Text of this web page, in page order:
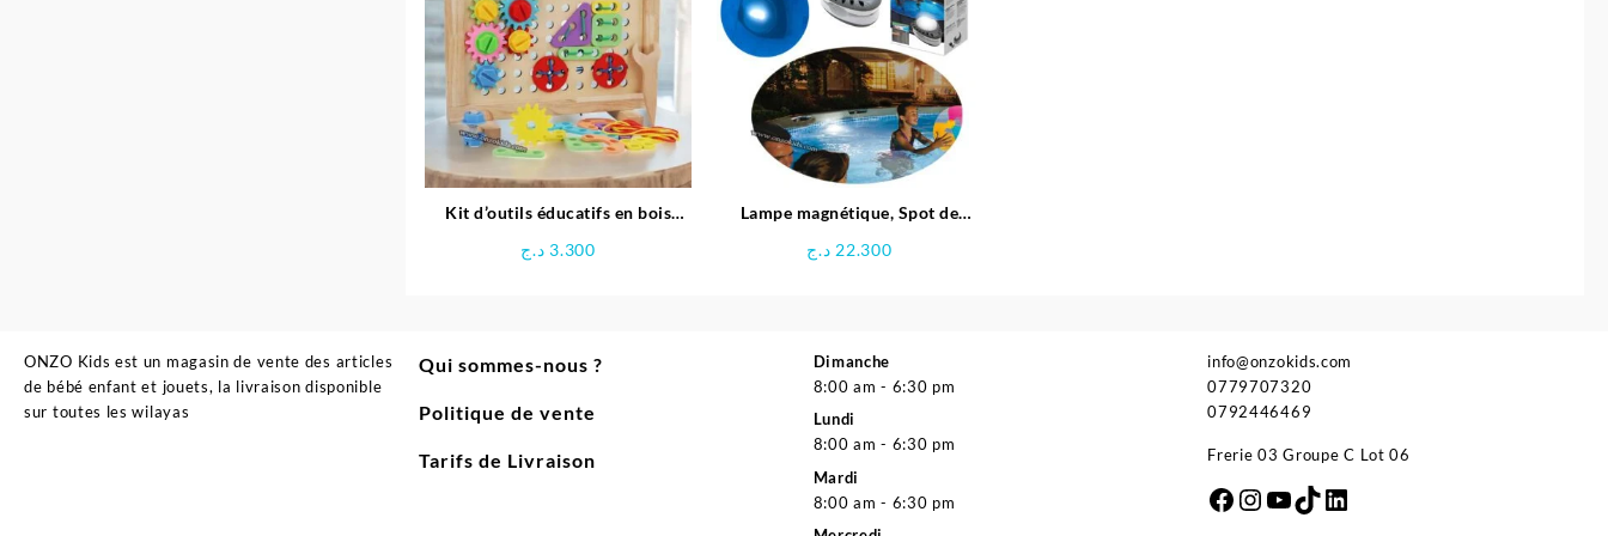
Kit d’outils éducatifs en bois
3.300 د.ج
Lampe magnétique, Spot de
22.300 د.ج
ONZO Kids est un magasin de vente des articles
de bébé enfant et jouets, la livraison disponible
sur toutes les wilayas
Qui sommes-nous ?
Politique de vente
Tarifs de Livraison
Dimanche
8:00 am - 6:30 pm
Lundi
8:00 am - 6:30 pm
Mardi
8:00 am - 6:30 pm
info@onzokids.com
0779707320
0792446469
Frerie 03 Groupe C Lot 06
Facebook
Instagram
YouTube
TikTok
LinkedIn